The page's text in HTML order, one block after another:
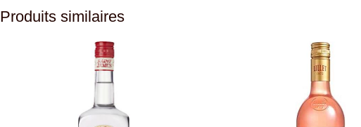
Produits similaires